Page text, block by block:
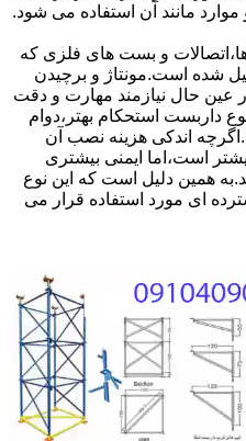
موارد مانند آن استفاده می شود.
و بست های فلزی که
شده است.مونتاژ و برچیدن
عین حال نیازمند مهارت و دقت
داربست استحکام بهتر،دوام
اندکی هزینه نصب آن
است،اما ایمنی بیشتری
همین دلیل است که این نوع
ای مورد استفاده قرار می